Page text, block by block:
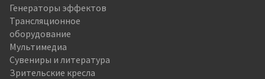
Генераторы эффектов
Трансляционное
оборудование
Мультимедиа
Сувениры и литература
Зрительские кресла